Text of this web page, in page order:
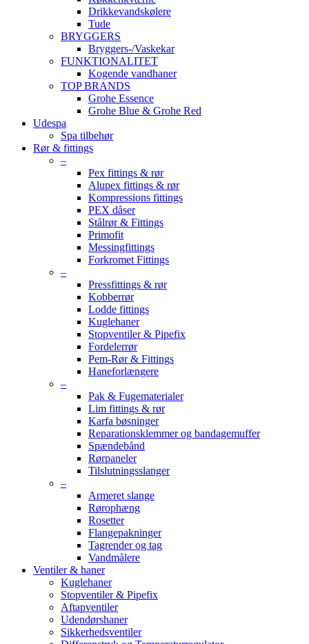
Drikkevandskølere
Tude
BRYGGERS
Bryggers-/Vaskekar
FUNKTIONALITET
Kogende vandhaner
TOP BRANDS
Grohe Essence
Grohe Blue & Grohe Red
Udespa
Spa tilbehør
Rør & fittings
–
Pex fittings & rør
Alupex fittings & rør
Kompressions fittings
PEX dåser
Stålrør & Fittings
Primofit
Messingfittings
Forkromet Fittings
–
Pressfittings & rør
Kobberrør
Lodde fittings
Kuglehaner
Stopventiler & Pipefix
Fordelerrør
Pem-Rør & Fittings
Haneforlængere
–
Pak & Fugematerialer
Lim fittings & rør
Karfa bøsninger
Reparationsklemmer og bandagemuffer
Spændebånd
Rørpaneler
Tilslutningsslanger
–
Armeret slange
Rørophæng
Rosetter
Flangepakninger
Tagrender og tag
Vandmålere
Ventiler & haner
Kuglehaner
Stopventiler & Pipefix
Aftapventiler
Udendørshaner
Sikkerhedsventiler